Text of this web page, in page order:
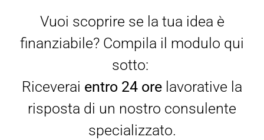
Vuoi scoprire se la tua idea è
finanziabile? Compila il modulo qui
sotto:
Riceverai entro 24 ore lavorative la
risposta di un nostro consulente
specializzato.